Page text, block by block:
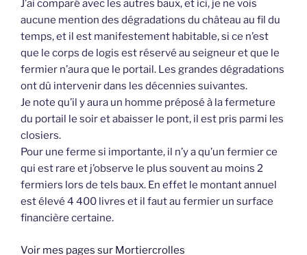
J’ai comparé avec les autres baux, et ici, je ne vois
aucune mention des dégradations du château au fil du
temps, et il est manifestement habitable, si ce n’est
que le corps de logis est réservé au seigneur et que le
fermier n’aura que le portail. Les grandes dégradations
ont dû intervenir dans les décennies suivantes.
Je note qu’il y aura un homme préposé à la fermeture
du portail le soir et abaisser le pont, il est pris parmi les
closiers.
Pour une ferme si importante, il n’y a qu’un fermier ce
qui est rare et j’observe le plus souvent au moins 2
fermiers lors de tels baux. En effet le montant annuel
est élevé 4 400 livres et il faut au fermier un surface
financière certaine.
Voir mes pages sur Mortiercrolles